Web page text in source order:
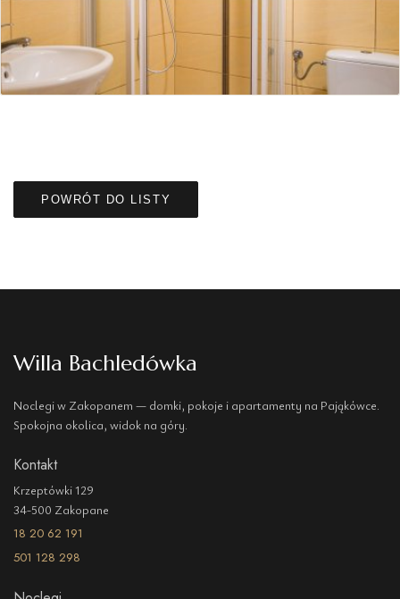
POWRÓT DO LISTY
Willa Bachledówka
Noclegi w Zakopanem — domki, pokoje i apartamenty na Pająkówce.
Spokojna okolica, widok na góry.
Kontakt
Krzeptówki 129
34-500 Zakopane
18 20 62 191
501 128 298